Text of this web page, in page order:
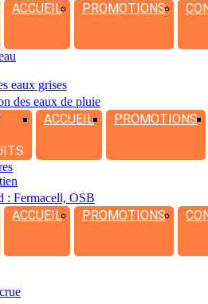
ACCUEIL PROMOTIONS
eaux grises
des eaux de pluie
ACCUEIL PROMOTIONS
: Fermacell, OSB
ACCUEIL PROMOTIONS